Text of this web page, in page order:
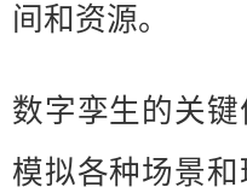
间和资源。
数字孪生的关
模拟各种场景